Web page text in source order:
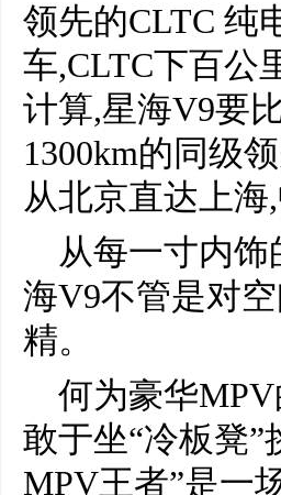
领先的CLTC 纯
车,CLTC下百公
计算,星海V9要
1300km的同级
从北京直达上
从每一寸内
海V9不管是对
精。
何为豪华
敢于坐“冷板凳”
MPV王者”是一